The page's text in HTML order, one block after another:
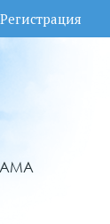
Регистрация